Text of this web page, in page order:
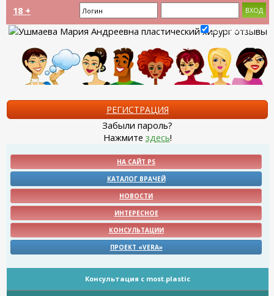
18 +
Запомнить?
РЕГИСТРАЦИЯ
Забыли пароль?
Нажмите здесь!
НА САЙТ PS
КАТАЛОГ ВРАЧЕЙ
НОВОСТИ
ИНТЕРЕСНОЕ
КОНСУЛЬТАЦИИ
ПРОЕКТ «VERA»
Консультация с most.plastic